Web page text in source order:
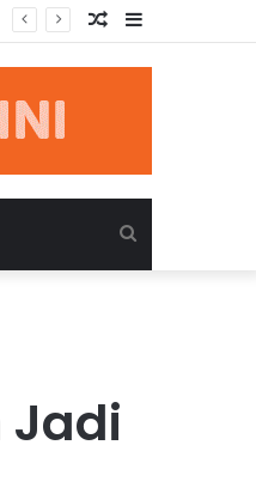
Sidebar
Random
Article
Jadi